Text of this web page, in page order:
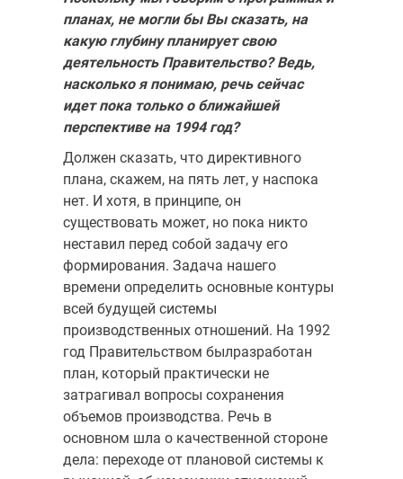
планах, не могли бы Вы сказать, на
какую глубину планирует свою
деятельность Правительство? Ведь,
насколько я понимаю, речь сейчас
идет пока только о ближайшей
перспективе на 1994 год?
Должен сказать, что директивного
плана, скажем, на пять лет, у наспока
нет. И хотя, в принципе, он
существовать может, но пока никто
неставил перед собой задачу его
формирования. Задача нашего
времени определить основные контуры
всей будущей системы
производственных отношений. На 1992
год Правительством былразработан
план, который практически не
затрагивал вопросы сохранения
объемов производства. Речь в
основном шла о качественной стороне
дела: переходе от плановой системы к